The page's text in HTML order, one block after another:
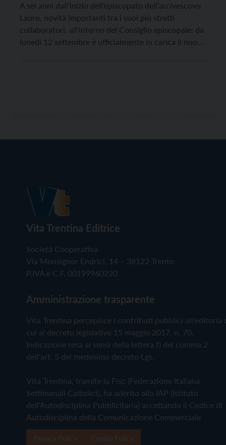
A sei anni dall’inizio dell’episcopato dell’arcivescovo
Lauro, novità importanti tra i suoi più stretti
collaboratori, all’interno del Consiglio episcopale: da
lunedì 12 settembre è ufficialmente in carica il nuovo
Vita Trentina Editrice
Società Cooperativa
Via Monsignor Endrici, 14 – 38122 Trento
P.IVA e C.F. 00199960220
Amministrazione trasparente
Vita Trentina percepisce i contributi pubblici all'editoria
cui al decreto legislativo 15 maggio 2017, n. 70.
Indicazione resa ai sensi della lettera f) del comma 2
dell'art. 5 del medesimo decreto Lgs.
Vita Trentina, tramite la Fisc (Federazione Italiana
Settimanali Cattolici), ha aderito allo IAP (Istituto
dell'Autodisciplina Pubblicitaria) accettando il Codice di
Autodisciplina della Comunicazione Commerciale